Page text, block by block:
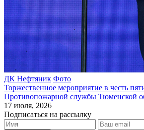
ДК Нефтяник Фото
Торжественное мероприятие в честь
Противопожарной службы Тюменской
17 июля, 2026
Подписаться на рассылку